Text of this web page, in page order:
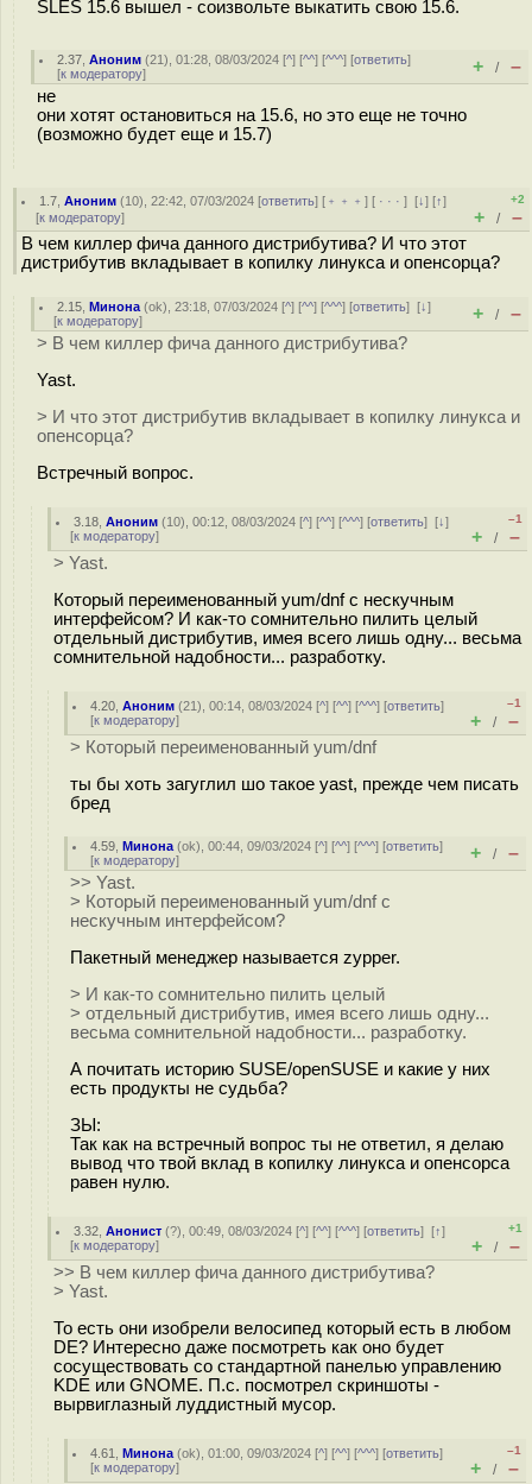
SLES 15.6 вышел - соизвольте выкатить свою 15.6.
2.37 ,Аноним (21), 01:28, 08/03/2024 [^] [^^] [^^^] [ответить]
[к модератору] + / –
не
они хотят остановиться на 15.6, но это еще не точно
(возможно будет еще и 15.7)
1.7 ,Аноним (10), 22:42, 07/03/2024 [ответить] [ ﹢﹢﹢] [ · · ·][↓] [↑]
[к модератору]
+2
+ / –
В чем киллер фича данного дистрибутива? И что этот
дистрибутив вкладывает в копилку линукса и опенсорца?
2.15 ,Минона (ok), 23:18, 07/03/2024 [^] [^^] [^^^] [ответить][↓]
[к модератору] + / –
> В чем киллер фича данного дистрибутива?
Yast.
> И что этот дистрибутив вкладывает в копилку линукса и
опенсорца?
Встречный вопрос.
3.18 ,Аноним (10), 00:12, 08/03/2024 [^] [^^] [^^^] [ответить][↓]
[к модератору]
–1
+ / –
> Yast.
Который переименованный yum/dnf с нескучным
интерфейсом? И как-то сомнительно пилить целый
отдельный дистрибутив, имея всего лишь одну... весьма
сомнительной надобности... разработку.
4.20 ,Аноним (21), 00:14, 08/03/2024 [^] [^^] [^^^] [ответить]
[к модератору]
–1
+ / –
> Который переименованный yum/dnf
ты бы хоть загуглил шо такое yast, прежде чем писать
бред
4.59 ,Минона (ok), 00:44, 09/03/2024 [^] [^^] [^^^] [ответить]
[к модератору] + / –
>> Yast.
> Который переименованный yum/dnf с
нескучным интерфейсом?
Пакетный менеджер называется zypper.
> И как-то сомнительно пилить целый
> отдельный дистрибутив, имея всего лишь одну...
весьма сомнительной надобности... разработку.
А почитать историю SUSE/openSUSE и какие у них
есть продукты не судьба?
ЗЫ:
Так как на встречный вопрос ты не ответил, я делаю
вывод что твой вклад в копилку линукса и опенсорса
равен нулю.
3.32 ,Анонист (?), 00:49, 08/03/2024 [^] [^^] [^^^] [ответить][↑]
[к модератору]
+1
+ / –
>> В чем киллер фича данного дистрибутива?
> Yast.
То есть они изобрели велосипед который есть в любом
DE? Интересно даже посмотреть как оно будет
сосуществовать со стандартной панелью управлению
KDE или GNOME. П.с. посмотрел скриншоты -
вырвиглазный лyддиcтный мycop.
4.61 ,Минона (ok), 01:00, 09/03/2024 [^] [^^] [^^^] [ответить]
[к модератору]
–1
+ / –